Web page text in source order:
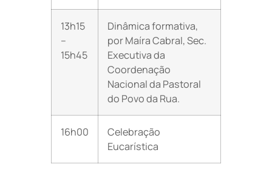
13h15
–
15h45
Dinâmica formativa,
por Maíra Cabral, Sec.
Executiva da
Coordenação
Nacional da Pastoral
do Povo da Rua.
16h00
Celebração
Eucarística